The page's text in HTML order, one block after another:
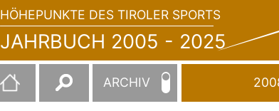
HÖHEPUNKTE DES TIROLER SPORTS
JAHRBUCH 2005 - 2025
Suchen
nach:
ARCHIV